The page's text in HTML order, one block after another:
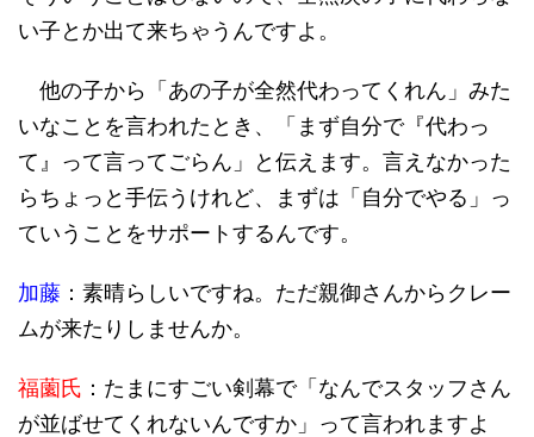
い子とか出て来ちゃうんですよ。
他の子から「あの子が全然代わってくれん」みた
いなことを言われたとき、「まず自分で『代わっ
て』って言ってごらん」と伝えます。言えなかった
らちょっと手伝うけれど、まずは「自分でやる」っ
ていうことをサポートするんです。
加藤 ：素晴らしいですね。ただ親御さんからクレー
ムが来たりしませんか。
福薗氏 ：たまにすごい剣幕で「なんでスタッフさん
が並ばせてくれないんですか」って言われますよ